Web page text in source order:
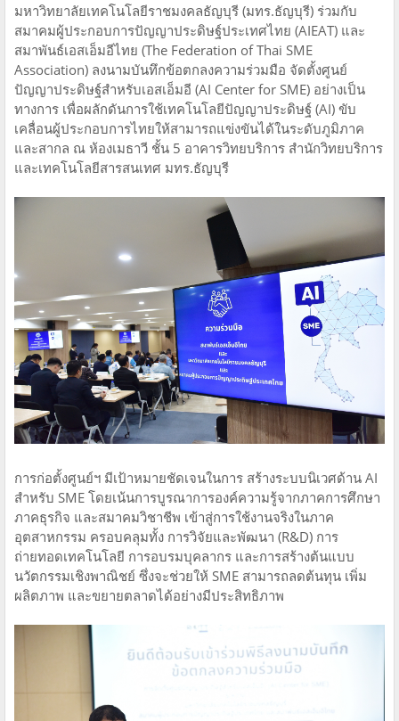
มหาวิทยาลัยเทคโนโลยีราชมงคลธัญบุรี (มทร.ธัญบุรี) ร่วมกับ
สมาคมผู้ประกอบการปัญญาประดิษฐ์ประเทศไทย (AIEAT) และ
สมาพันธ์เอสเอ็มอีไทย (The Federation of Thai SME
Association) ลงนามบันทึกข้อตกลงความร่วมมือ จัดตั้งศูนย์
ปัญญาประดิษฐ์สำหรับเอสเอ็มอี (AI Center for SME) อย่างเป็น
ทางการ เพื่อผลักดันการใช้เทคโนโลยีปัญญาประดิษฐ์ (AI) ขับ
เคลื่อนผู้ประกอบการไทยให้สามารถแข่งขันได้ในระดับภูมิภาค
และสากล ณ ห้องเมธาวี ชั้น 5 อาคารวิทยบริการ สำนักวิทยบริการ
และเทคโนโลยีสารสนเทศ มทร.ธัญบุรี
การก่อตั้งศูนย์ฯ มีเป้าหมายชัดเจนในการ สร้างระบบนิเวศด้าน AI
สำหรับ SME โดยเน้นการบูรณาการองค์ความรู้จากภาคการศึกษา
ภาคธุรกิจ และสมาคมวิชาชีพ เข้าสู่การใช้งานจริงในภาค
อุตสาหกรรม ครอบคลุมทั้ง การวิจัยและพัฒนา (R&D) การ
ถ่ายทอดเทคโนโลยี การอบรมบุคลากร และการสร้างต้นแบบ
นวัตกรรมเชิงพาณิชย์ ซึ่งจะช่วยให้ SME สามารถลดต้นทุน เพิ่ม
ผลิตภาพ และขยายตลาดได้อย่างมีประสิทธิภาพ